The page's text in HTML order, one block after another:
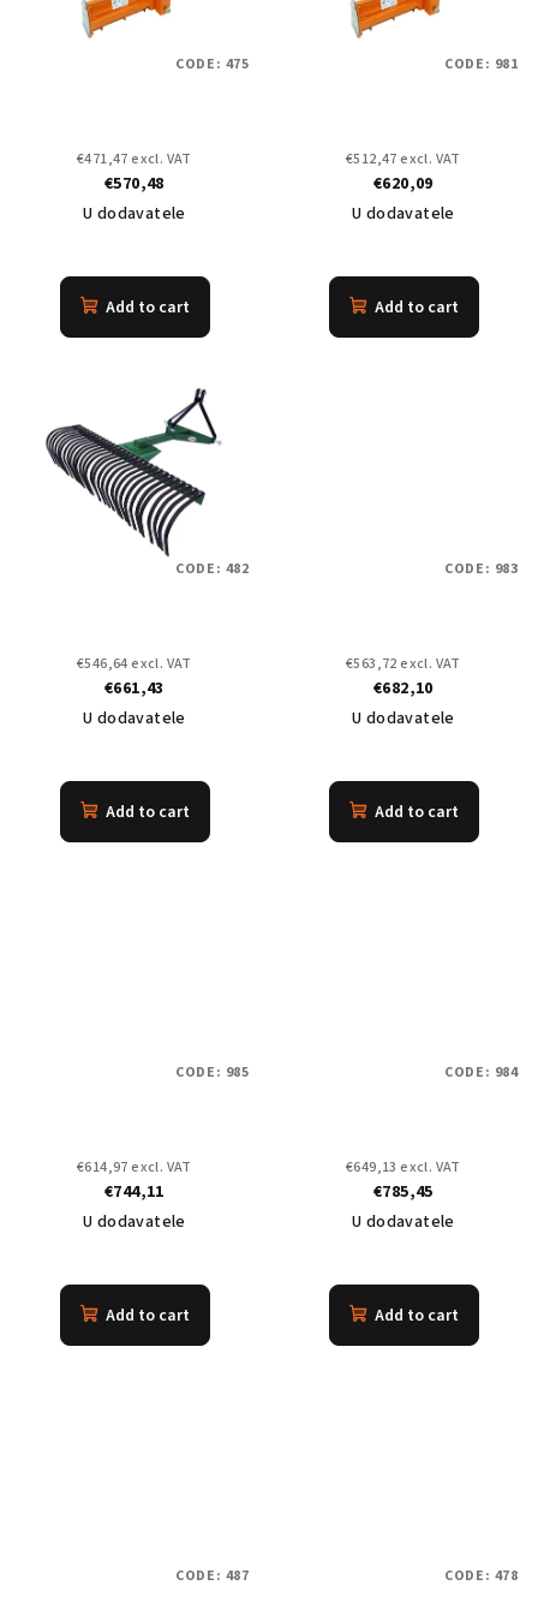
€471,47 excl. VAT
€570,48
U dodavatele
Add to cart
CODE: 475
€512,47 excl. VAT
€620,09
U dodavatele
Add to cart
CODE: 981
€546,64 excl. VAT
€661,43
U dodavatele
Add to cart
CODE: 482
€563,72 excl. VAT
€682,10
U dodavatele
Add to cart
CODE: 983
€614,97 excl. VAT
€744,11
U dodavatele
Add to cart
CODE: 985
€649,13 excl. VAT
€785,45
U dodavatele
Add to cart
CODE: 984
CODE: 487 CODE: 478